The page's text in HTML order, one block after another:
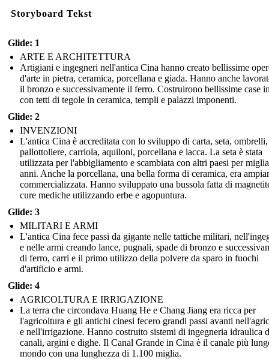
Storyboard Tekst
Glide: 1
ARTE E ARCHITETTURA
Artigiani e ingegneri nell'antica Cina hanno creato bellissime
d'arte in pietra, ceramica, porcellana e giada. Hanno anche
il bronzo e successivamente il ferro. Costruirono bellissime case
con tetti di tegole in ceramica, templi e palazzi imponenti.
Glide: 2
INVENZIONI
L'antica Cina è accreditata con lo sviluppo di carta, seta, ombrelli,
pallottoliere, carriola, aquiloni, porcellana e lacca. La seta è stata
utilizzata per l'abbigliamento e scambiata con altri paesi per
anni. Anche la porcellana, una bella forma di ceramica, era
commercializzata. Hanno sviluppato una bussola fatta di
cure mediche utilizzando erbe e agopuntura.
Glide: 3
MILITARI E ARMI
L'antica Cina fece passi da gigante nelle tattiche militari,
e nelle armi creando lance, pugnali, spade di bronzo e
di ferro, carri e il primo utilizzo della polvere da sparo in fuochi
d'artificio e armi.
Glide: 4
AGRICOLTURA E IRRIGAZIONE
La terra che circondava Huang He e Chang Jiang era ricca per
l'agricoltura e gli antichi cinesi fecero grandi passi avanti
e nell'irrigazione. Hanno costruito sistemi di ingegneria idraulica
canali, argini e dighe. Il Canal Grande in Cina è il canale più
mondo con una lunghezza di 1.100 miglia.